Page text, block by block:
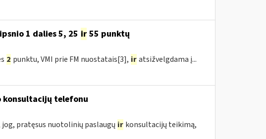
1 dalies 5, 25 ir55 punktų
2 punktu, VMI prie FM nuostatais[3], ir atsižvelgdama į...
konsultacijų telefonu
pratęsus nuotolinių paslaugų ir konsultacijų teikimą,